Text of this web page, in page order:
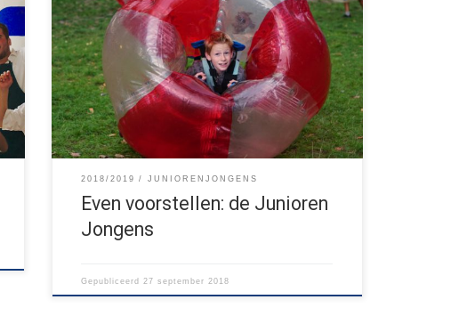
Wij zijn de Junioren Jongens! We zijn jongens uit
groep 6, 7 en 8 van de basisschool. Zoals je kunt
zien doen we op onze groepsavonden super vette
dingen, zoals bubble-ballen en kratstapelen. Ben je
ook een jongen uit groep 6, 7 of 8 en wil je eens
meedoen? Onze […]
2018/2019 JUNIORENJONGENS
Even voorstellen: de Junioren
Jongens
Gepubliceerd27 september 2018